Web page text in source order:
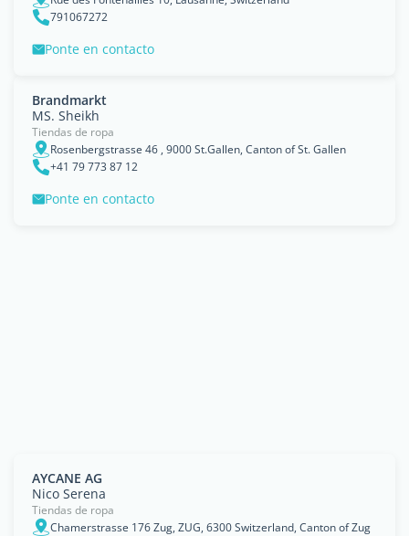
791067272
Ponte en contacto
Brandmarkt
MS. Sheikh
Tiendas de ropa
Rosenbergstrasse 46 , 9000 St.Gallen, Canton of St. Gallen
+41 79 773 87 12
Ponte en contacto
AYCANE AG
Nico Serena
Tiendas de ropa
Chamerstrasse 176 Zug, ZUG, 6300 Switzerland, Canton of Zug